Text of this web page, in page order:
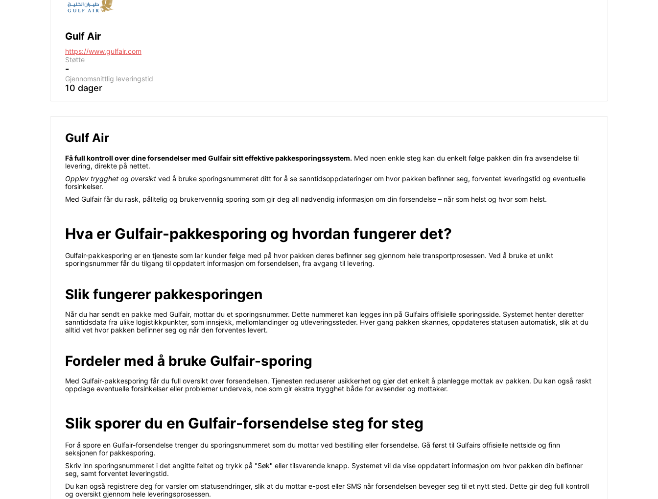
Gulf Air
https://www.gulfair.com
Støtte
-
Gjennomsnittlig leveringstid
10 dager
Gulf Air
Få full kontroll over dine forsendelser med Gulfair sitt effektive pakkesporingssystem. Med noen enkle steg kan du enkelt følge pakken din fra avsendelse til
levering, direkte på nettet.
Opplev trygghet og oversikt ved å bruke sporingsnummeret ditt for å se sanntidsoppdateringer om hvor pakken befinner seg, forventet leveringstid og eventuelle
forsinkelser.
Med Gulfair får du rask, pålitelig og brukervennlig sporing som gir deg all nødvendig informasjon om din forsendelse – når som helst og hvor som helst.
Hva er Gulfair-pakkesporing og hvordan fungerer det?
Gulfair-pakkesporing er en tjeneste som lar kunder følge med på hvor pakken deres befinner seg gjennom hele transportprosessen. Ved å bruke et unikt
sporingsnummer får du tilgang til oppdatert informasjon om forsendelsen, fra avgang til levering.
Slik fungerer pakkesporingen
Når du har sendt en pakke med Gulfair, mottar du et sporingsnummer. Dette nummeret kan legges inn på Gulfairs offisielle sporingsside. Systemet henter deretter
sanntidsdata fra ulike logistikkpunkter, som innsjekk, mellomlandinger og utleveringssteder. Hver gang pakken skannes, oppdateres statusen automatisk, slik at du
alltid vet hvor pakken befinner seg og når den forventes levert.
Fordeler med å bruke Gulfair-sporing
Med Gulfair-pakkesporing får du full oversikt over forsendelsen. Tjenesten reduserer usikkerhet og gjør det enkelt å planlegge mottak av pakken. Du kan også raskt
oppdage eventuelle forsinkelser eller problemer underveis, noe som gir ekstra trygghet både for avsender og mottaker.
Slik sporer du en Gulfair-forsendelse steg for steg
For å spore en Gulfair-forsendelse trenger du sporingsnummeret som du mottar ved bestilling eller forsendelse. Gå først til Gulfairs offisielle nettside og finn
seksjonen for pakkesporing.
Skriv inn sporingsnummeret i det angitte feltet og trykk på "Søk" eller tilsvarende knapp. Systemet vil da vise oppdatert informasjon om hvor pakken din befinner
seg, samt forventet leveringstid.
Du kan også registrere deg for varsler om statusendringer, slik at du mottar e-post eller SMS når forsendelsen beveger seg til et nytt sted. Dette gir deg full kontroll
og oversikt gjennom hele leveringsprosessen.